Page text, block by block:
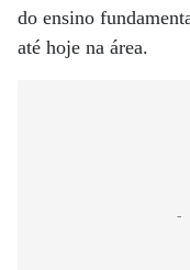
do ensino
até hoje na área.